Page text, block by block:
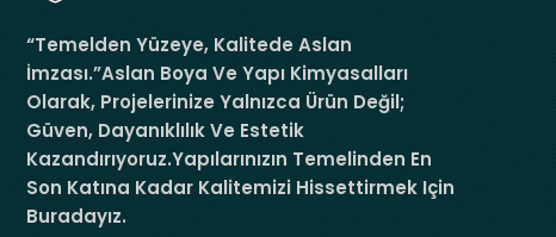
“Temelden Yüzeye, Kalitede Aslan
İmzası.”Aslan Boya Ve Yapı Kimyasalları
Olarak, Projelerinize Yalnızca Ürün Değil;
Güven, Dayanıklılık Ve Estetik
Kazandırıyoruz.Yapılarınızın Temelinden En
Son Katına Kadar Kalitemizi Hissettirmek Için
Buradayız.